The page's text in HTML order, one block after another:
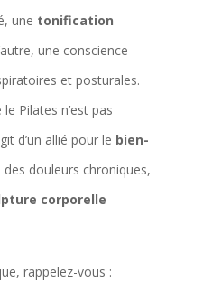
une tonification
une conscience
et posturales.
Pilates n’est pas
d’un allié pour le bien-
douleurs chroniques,
corporelle
rappelez-vous :